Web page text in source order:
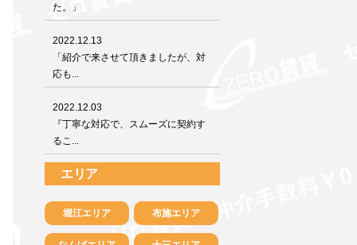
た。」
2022.12.13
「紹介で来させて頂きましたが、対
応も...
2022.12.03
『丁寧な対応で、スムーズに契約す
るこ...
エリア
堀江エリア 布施エリア